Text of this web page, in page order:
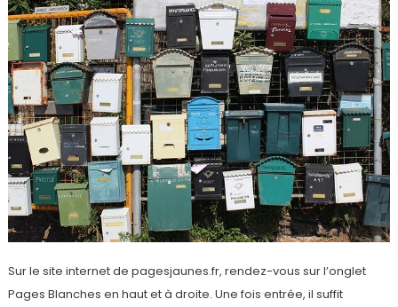
Sur le site internet de pagesjaunes.fr, rendez-vous sur l’onglet
Pages Blanches en haut et à droite. Une fois entrée, il suffit